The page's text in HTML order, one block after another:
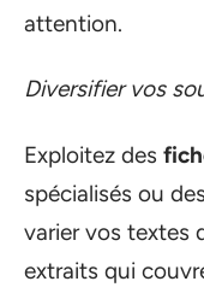
attention.
Diversifier vos
Exploitez des
spécialisés ou
varier vos textes
extraits qui